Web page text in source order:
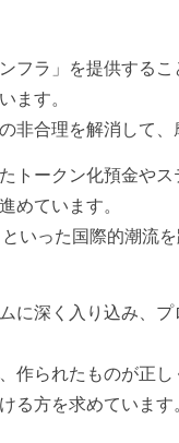
フラ」を提供する
ます。
合理を解消して
トークン化預金や
めています。
った国際的潮流
に深く入り込み、
作られたものが正
る方を求めています。